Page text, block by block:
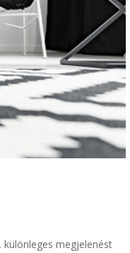
különleges megjelenést